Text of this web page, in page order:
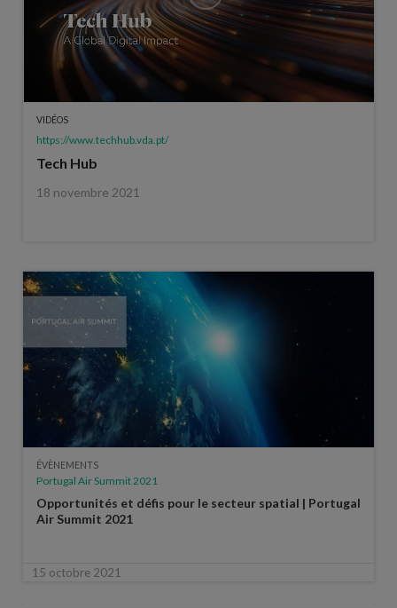
VIDÉOS
https://www.techhub.vda.pt/
Tech Hub
18 novembre 2021
ÉVÈNEMENTS
Portugal Air Summit 2021
Opportunités et défis pour le secteur spatial | Portugal
Air Summit 2021
15 octobre 2021